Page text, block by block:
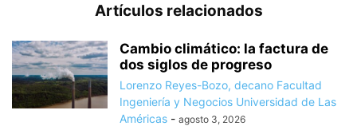
Artículos relacionados
Cambio climático: la factura de
dos siglos de progreso
Lorenzo Reyes-Bozo, decano Facultad
Ingeniería y Negocios Universidad de Las
Américas - agosto 3, 2026